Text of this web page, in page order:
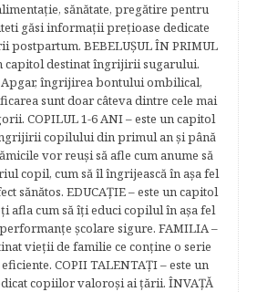
sănătate, pregătire pentru
găsi informaţii preţioase dedicate
postpartum. BEBELUŞUL ÎN PRIMUL
capitol destinat îngrijirii sugarului.
îngrijirea bontului ombilical,
sunt doar câteva dintre cele mai
COPILUL 1-6 ANI – este un capitol
copilului din primul an şi până
vor reuşi să afle cum anume să
copil, cum să îl îngrijească în aşa fel
sănătos. EDUCAŢIE – este un capitol
afla cum să îţi educi copilul în aşa fel
şcolare sigure. FAMILIA –
vieţii de familie ce conţine o serie
COPII TALENTAŢI – este un
copiilor valoroși ai țării. ÎNVAŢĂ